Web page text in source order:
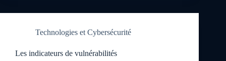
Technologies et Cybersécurité
Les indicateurs de vulnérabilités